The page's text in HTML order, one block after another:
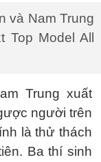
và Nam Trung
Top Model All
Trung xuất
người trên
là thử thách
Ba thí sinh